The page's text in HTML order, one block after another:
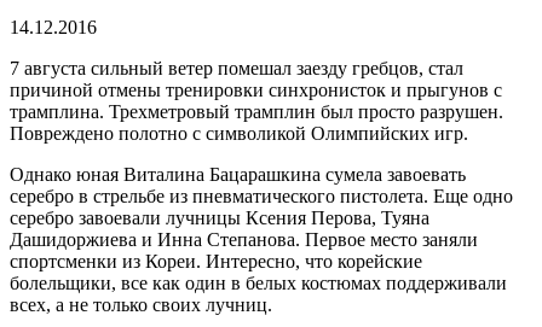
чтения
14.12.2016
7 августа сильный ветер помешал заезду гребцов, стал
причиной отмены тренировки синхронисток и прыгунов с
трамплина. Трехметровый трамплин был просто разрушен.
Повреждено полотно с символикой Олимпийских игр.
Однако юная Виталина Бацарашкина сумела завоевать
серебро в стрельбе из пневматического пистолета. Еще одно
серебро завоевали лучницы Ксения Перова, Туяна
Дашидоржиева и Инна Степанова. Первое место заняли
спортсменки из Кореи. Интересно, что корейские
болельщики, все как один в белых костюмах поддерживали
всех, а не только своих лучниц.